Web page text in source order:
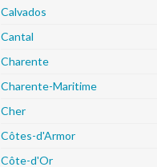
Calvados
Cantal
Charente
Charente-Maritime
Cher
Côtes-d'Armor
Côte-d'Or